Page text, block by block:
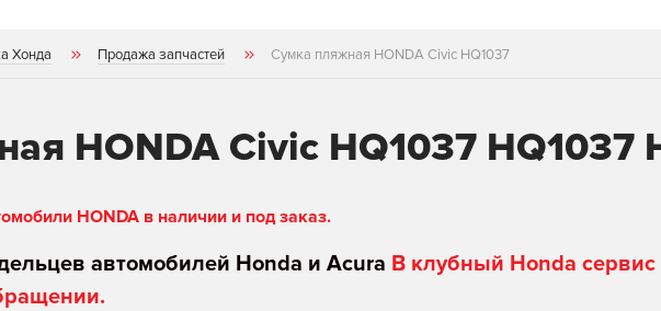
Хонда Продажа запчастей Сумка пляжная HONDA Civic HQ1037
HONDA Civic HQ1037 HQ1037
HONDA в наличии и под заказ.
автомобилей Honda и Acura В клубный Honda